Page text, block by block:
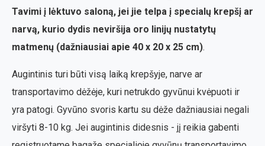
Tavimi į lėktuvo saloną, jei jie telpa į specialų krepšį ar
narvą, kurio dydis neviršija oro linijų nustatytų
matmenų (dažniausiai apie 40 x 20 x 25 cm).
Augintinis turi būti visą laiką krepšyje, narve ar
transportavimo dėžėje, kuri netrukdo gyvūnui kvėpuoti ir
yra patogi. Gyvūno svoris kartu su dėže dažniausiai negali
viršyti 8-10 kg. Jei augintinis didesnis - jį reikia gabenti